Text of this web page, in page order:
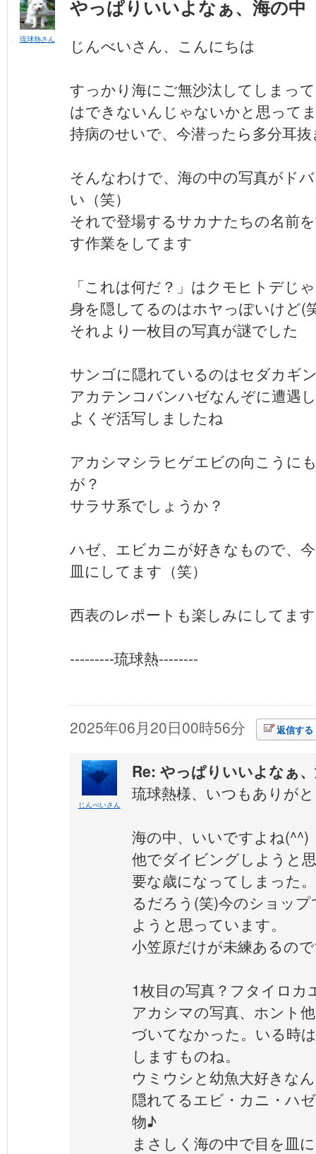
琉球熱さん
やっぱりいいよなぁ、海の中
じんべいさん、こんにちは
すっかり海にご無沙汰してしまっ
はできないんじゃないかと思って
持病のせいで、今潜ったら多分耳
そんなわけで、海の中の写真がド
い（笑）
それで登場するサカナたちの名前
す作業をしてます
「これは何だ？」はクモヒトデじ
身を隠してるのはホヤっぽいけど(
それより一枚目の写真が謎でした
サンゴに隠れているのはセダカギ
アカテンコバンハゼなんぞに遭遇
よくぞ活写しましたね
アカシマシラヒゲエビの向こうに
が？
サラサ系でしょうか？
ハゼ、エビカニが好きなもので、
皿にしてます（笑）
西表のレポートも楽しみにしてます
---------琉球熱--------
2025年06月20日00時56分 返信する
じんべいさん
Re: やっぱりいいよなぁ
琉球熱様、いつもありが
海の中、いいですよね(^^)
他でダイビングしようと
要な歳になってしまった
るだろう(笑)今のショッ
ようと思っています。
小笠原だけが未練あるの
1枚目の写真？フタイロカ
アカシマの写真、ホント
づいてなかった。いる時
しますものね。
ウミウシと幼魚大好きな
隠れてるエビ・カニ・ハ
物♪
まさしく海の中で目を皿